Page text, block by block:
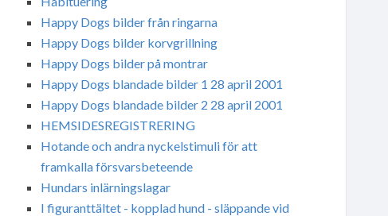
Happy Dogs bilder från ringarna
Happy Dogs bilder korvgrillning
Happy Dogs bilder på montrar
Happy Dogs blandade bilder 1 28 april 2001
Happy Dogs blandade bilder 2 28 april 2001
HEMSIDESREGISTRERING
Hotande och andra nyckelstimuli för att
framkalla försvarsbeteende
Hundars inlärningslagar
I figuranttältet - kopplad hund - släppande vid